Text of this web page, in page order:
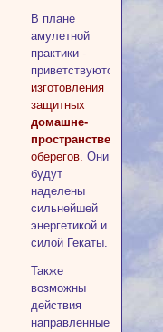
В плане
амулетной
практики -
приветствуются
изготовления
защитных
домашне-
пространственных
оберегов. Они
будут
наделены
сильнейшей
энергетикой и
силой Гекаты.
Также
возможны
действия
направленные